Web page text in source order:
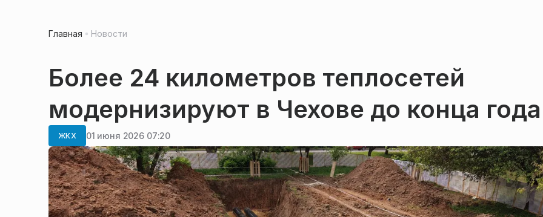
Главная Новости
Более 24 километров теплосетей
модернизируют в Чехове до конца года
ЖКХ 01 июня 2026 07:20